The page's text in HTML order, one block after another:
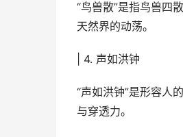
“鸟兽散”是指鸟兽四
天然界的动荡。
| 4. 声如洪钟
“声如洪钟”是形容人
与穿透力。